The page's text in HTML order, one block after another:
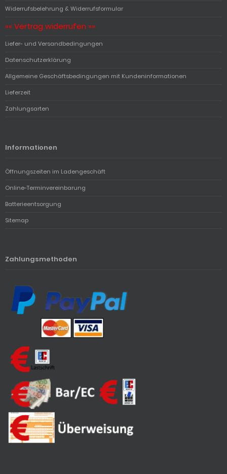
Widerrufsbelehrung & Widerrufsformular
«« Vertrag widerrufen »»
Liefer- und Versandbedingungen
Datenschutzerklärung
Allgemeine Geschäftsbedingungen mit Kundeninformationen
Lieferzeit
Zahlungsarten
Informationen
Öffnungszeiten im Ladengeschäft
Online-Terminvereinbarung
Batterieentsorgung
Sitemap
Zahlungsmethoden